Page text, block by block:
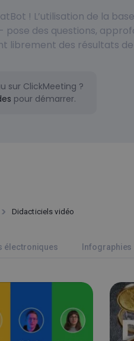
! L’utilisation de la
pose des questions,
librement des résultats
sur ClickMeeting ?
pour démarrer.
Didacticiels vidéo
électroniques Infographies